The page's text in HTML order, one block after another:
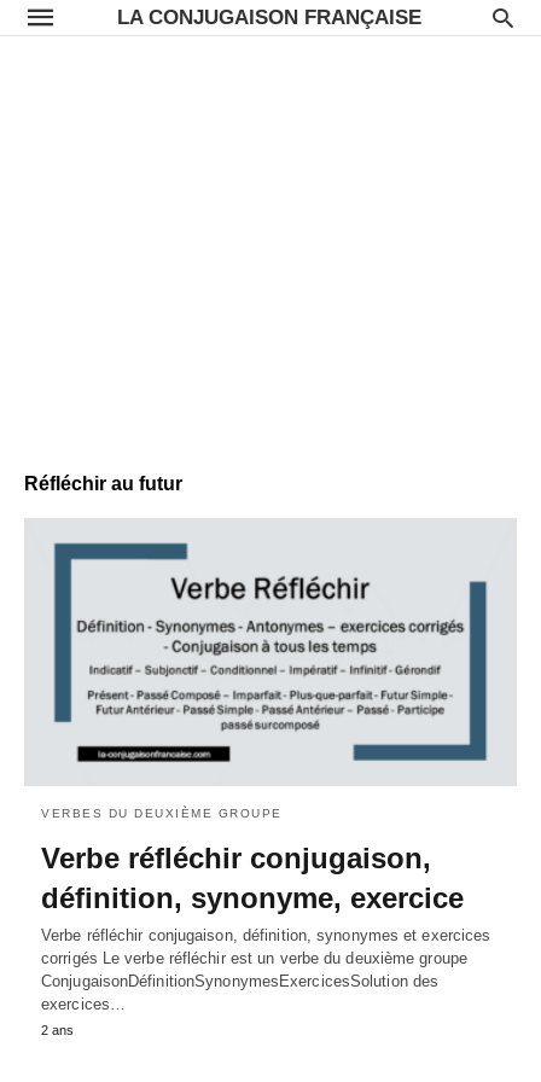
LA CONJUGAISON FRANÇAISE
Réfléchir au futur
VERBES DU DEUXIÈME GROUPE
Verbe réfléchir conjugaison,
définition, synonyme, exercice
Verbe réfléchir conjugaison, définition, synonymes et exercices
corrigés Le verbe réfléchir est un verbe du deuxième groupe
ConjugaisonDéfinitionSynonymesExercicesSolution des
exercices…
2 ans